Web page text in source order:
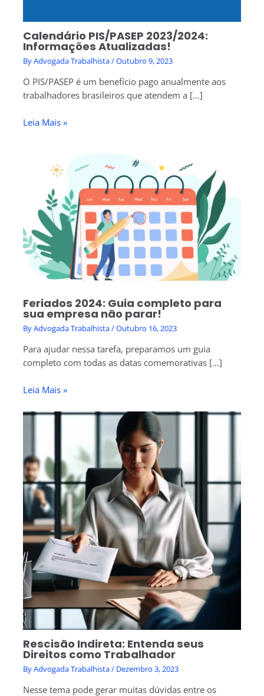
Calendário PIS/PASEP 2023/2024:
Informações Atualizadas!
ByAdvogada Trabalhista/Outubro 9, 2023
O PIS/PASEP é um benefício pago anualmente aos
trabalhadores brasileiros que atendem a […]
Leia Mais »
Feriados 2024: Guia completo para
sua empresa não parar!
ByAdvogada Trabalhista/Outubro 16, 2023
Para ajudar nessa tarefa, preparamos um guia
completo com todas as datas comemorativas […]
Leia Mais »
Rescisão Indireta: Entenda seus
Direitos como Trabalhador
ByAdvogada Trabalhista/ Dezembro 3, 2023
Nesse tema pode gerar muitas dúvidas entre os